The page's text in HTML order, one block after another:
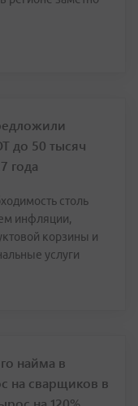
до 50 тысяч
года
столь
инфляции,
корзины и
услуги
найма в
на сварщиков в